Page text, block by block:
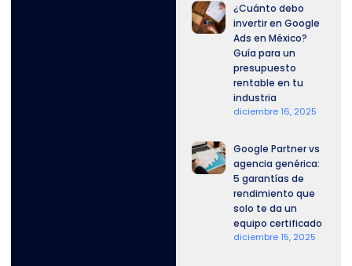
¿Cuánto debo
invertir en Google
Ads en México?
Guía para un
presupuesto
rentable en tu
industria
diciembre 16, 2025
Google Partner vs
agencia genérica:
5 garantías de
rendimiento que
solo te da un
equipo certificado
diciembre 15, 2025